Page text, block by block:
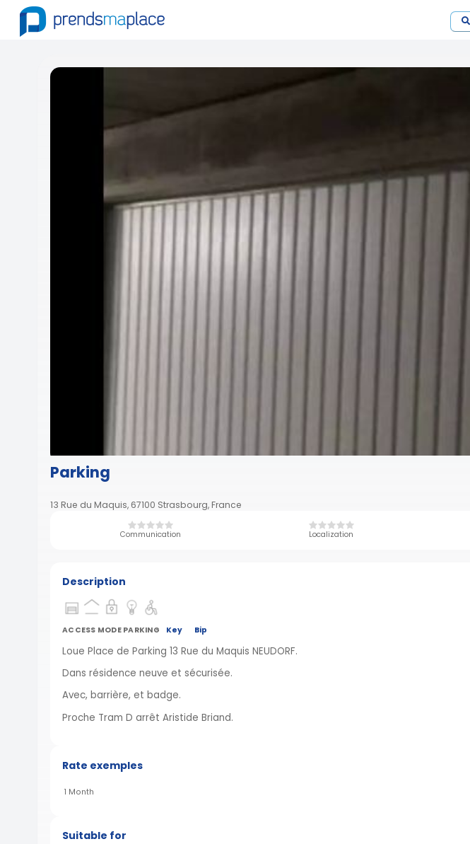
Parking
13 Rue du Maquis, 67100 Strasbourg, France
Communication Localization
Description
ACCESS MODE PARKING Key Bip
Loue Place de Parking 13 Rue du Maquis NEUDORF.
Dans résidence neuve et sécurisée.
Avec, barrière, et badge.
Proche Tram D arrêt Aristide Briand.
Rate exemples
1 Month
Suitable for